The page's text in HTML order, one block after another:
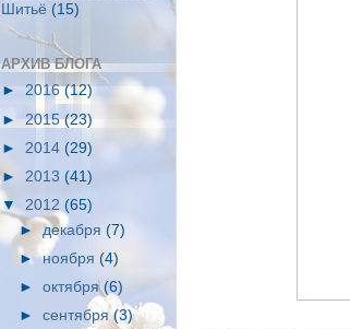
Шитьё (15)
АРХИВ БЛОГА
► 2016(12)
►2015(23)
► 2014 (29)
► 2013 (41)
▼ 2012 (65)
► декабря(7)
►ноября(4)
►октября(6)
►сентября(3)